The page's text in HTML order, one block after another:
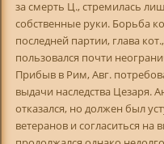
за смерть Ц., стремилась
собственные руки. Борьба
последней партии, глава
пользовался почти
Прибыв в Рим, Авг.
выдачи наследства Цезаря.
отказался, но должен был
ветеранов и согласиться